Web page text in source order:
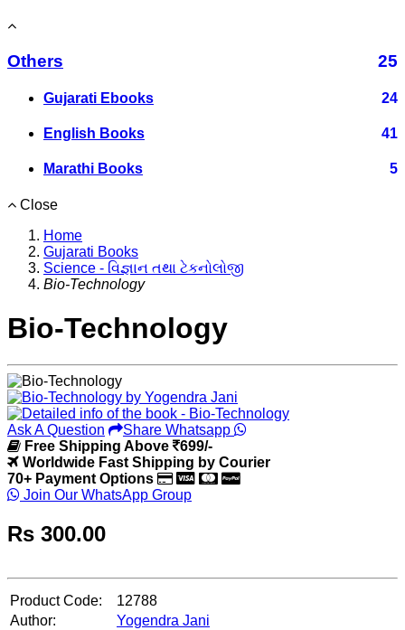
Others 25
Gujarati Ebooks 24
English Books 41
Marathi Books 5
Close
Home
Gujarati Books
Science - વિજ્ઞાન તથા ટેકનોલોજી
Bio-Technology
Bio-Technology
Ask A Question
Share Whatsapp
Free Shipping Above
699/-
Worldwide Fast Shipping by Courier
70+ Payment Options
Join Our WhatsApp Group
Rs 300.00
Product Code:
12788
Author:
Yogendra Jani